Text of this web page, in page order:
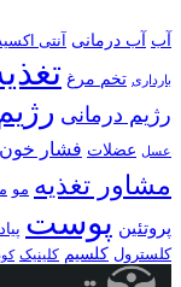
آب آب درمانی آنتی
بارداری تخم مرغ
رژیم درمانی
عسل عضلات فشار خون
مشاور تغذیه مو
پروتئین پوست
کلسترول کلسیم کلینیک